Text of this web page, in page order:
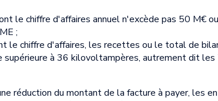
le chiffre d'affaires annuel n'excède pas 50 M€
;
le chiffre d'affaires, les recettes ou le total de
supérieure à 36 kilovoltampères, autrement dit
réduction du montant de la facture à payer, les